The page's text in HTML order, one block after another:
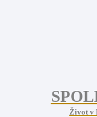
Život v